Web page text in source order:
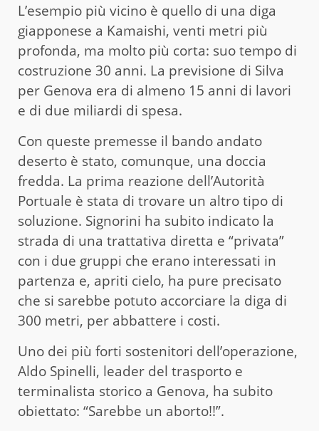
L’esempio più vicino è quello di una diga
giapponese a Kamaishi, venti metri più
profonda, ma molto più corta: suo tempo di
costruzione 30 anni. La previsione di Silva
per Genova era di almeno 15 anni di lavori
e di due miliardi di spesa.
Con queste premesse il bando andato
deserto è stato, comunque, una doccia
fredda. La prima reazione dell’Autorità
Portuale è stata di trovare un altro tipo di
soluzione. Signorini ha subito indicato la
strada di una trattativa diretta e “privata”
con i due gruppi che erano interessati in
partenza e, apriti cielo, ha pure precisato
che si sarebbe potuto accorciare la diga di
300 metri, per abbattere i costi.
Uno dei più forti sostenitori dell’operazione,
Aldo Spinelli, leader del trasporto e
terminalista storico a Genova, ha subito
obiettato: “Sarebbe un aborto!!”.